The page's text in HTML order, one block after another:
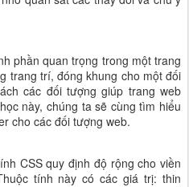
phần quan trọng trong một trang
trang trí, đóng khung cho một đối
các đối tượng giúp trang web
này, chúng ta sẽ cùng tìm hiểu
cho các đối tượng web.
CSS quy định độ rộng cho viền
tính này có các giá trị: thin